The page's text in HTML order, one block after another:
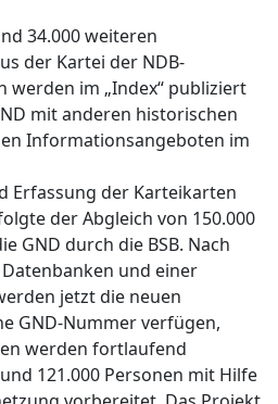
34.000 weiteren
der Kartei der NDB-
werden im „Index“ publiziert
mit anderen historischen
Informationsangeboten im
Erfassung der Karteikarten
der Abgleich von 150.000
GND durch die BSB. Nach
und einer
jetzt die neuen
GND-Nummer verfügen,
werden fortlaufend
121.000 Personen mit Hilfe